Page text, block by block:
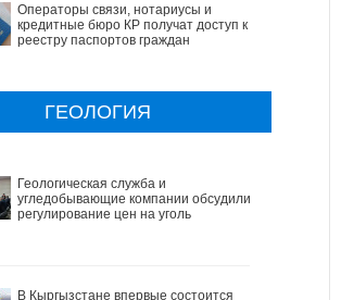
Операторы связи, нотариусы и
кредитные бюро КР получат доступ к
реестру паспортов граждан
ГЕОЛОГИЯ
Геологическая служба и
угледобывающие компании обсудили
регулирование цен на уголь
В Кыргызстане впервые состоится